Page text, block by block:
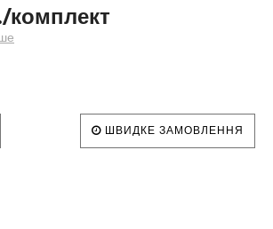
комплект
ШВИДКЕ ЗАМОВЛЕННЯ